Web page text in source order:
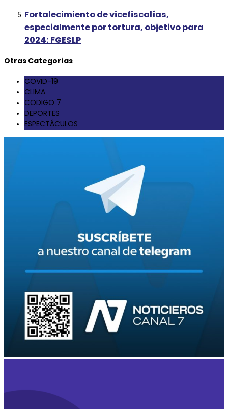
Fortalecimiento de vicefiscalías,
especialmente por tortura, objetivo para
2024: FGESLP
Otras Categorías
COVID-19
CLIMA
CODIGO 7
DEPORTES
ESPECTÁCULOS